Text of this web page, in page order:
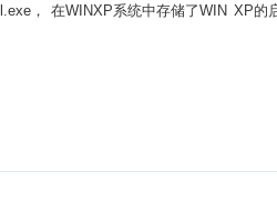
， 在WINXP系统中存储了WIN XP的